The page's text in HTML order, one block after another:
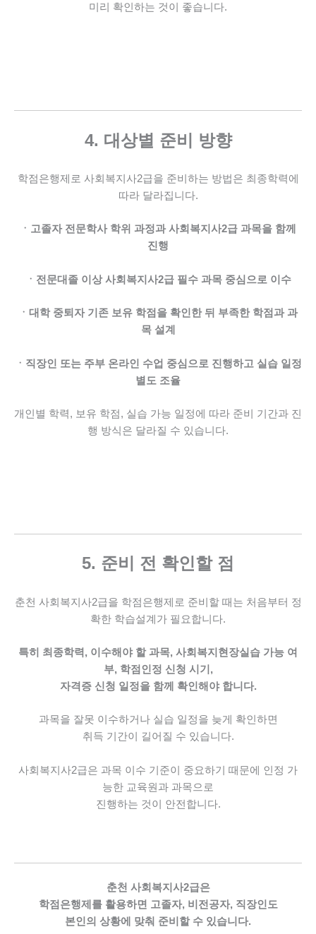
미리 확인하는 것이 좋습니다.
4. 대상별 준비 방향
학점은행제로 사회복지사2급을 준비하는 방법은 최종학력에
따라 달라집니다.
ㆍ고졸자 전문학사 학위 과정과 사회복지사2급 과목을 함께
진행
ㆍ전문대졸 이상 사회복지사2급 필수 과목 중심으로 이수
ㆍ대학 중퇴자 기존 보유 학점을 확인한 뒤 부족한 학점과 과
목 설계
ㆍ직장인 또는 주부 온라인 수업 중심으로 진행하고 실습 일정
별도 조율
개인별 학력, 보유 학점, 실습 가능 일정에 따라 준비 기간과 진
행 방식은 달라질 수 있습니다.
5. 준비 전 확인할 점
춘천 사회복지사2급을 학점은행제로 준비할 때는 처음부터 정
확한 학습설계가 필요합니다.
특히 최종학력, 이수해야 할 과목, 사회복지현장실습 가능 여
부, 학점인정 신청 시기,
자격증 신청 일정을 함께 확인해야 합니다.
과목을 잘못 이수하거나 실습 일정을 늦게 확인하면
취득 기간이 길어질 수 있습니다.
사회복지사2급은 과목 이수 기준이 중요하기 때문에
인정 가
능한 교육원과 과목으로
진행하는 것이 안전합니다.
춘천 사회복지사2급은
학점은행제를 활용하면 고졸자, 비전공자, 직장인도
본인의 상황에 맞춰 준비할 수 있습니다.